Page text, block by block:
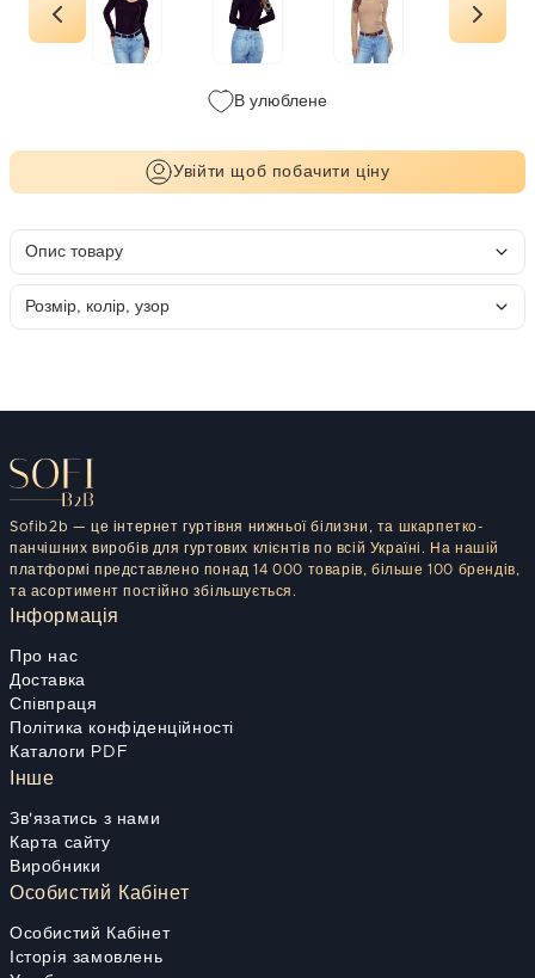
В улюблене
Увійти щоб побачити ціну
Опис товару
Розмір, колір, узор
Sofib2b — це інтернет гуртівня нижньої білизни, та шкарпетко-
панчішних виробів для гуртових клієнтів по всій Україні. На нашій
платформі представлено понад 14 000 товарів, більше 100 брендів,
та асортимент постійно збільшується.
Інформація
Про нас
Доставка
Співпраця
Політика конфіденційності
Каталоги PDF
Інше
Зв'язатись з нами
Карта сайту
Виробники
Особистий Кабінет
Особистий Кабінет
Історія замовлень